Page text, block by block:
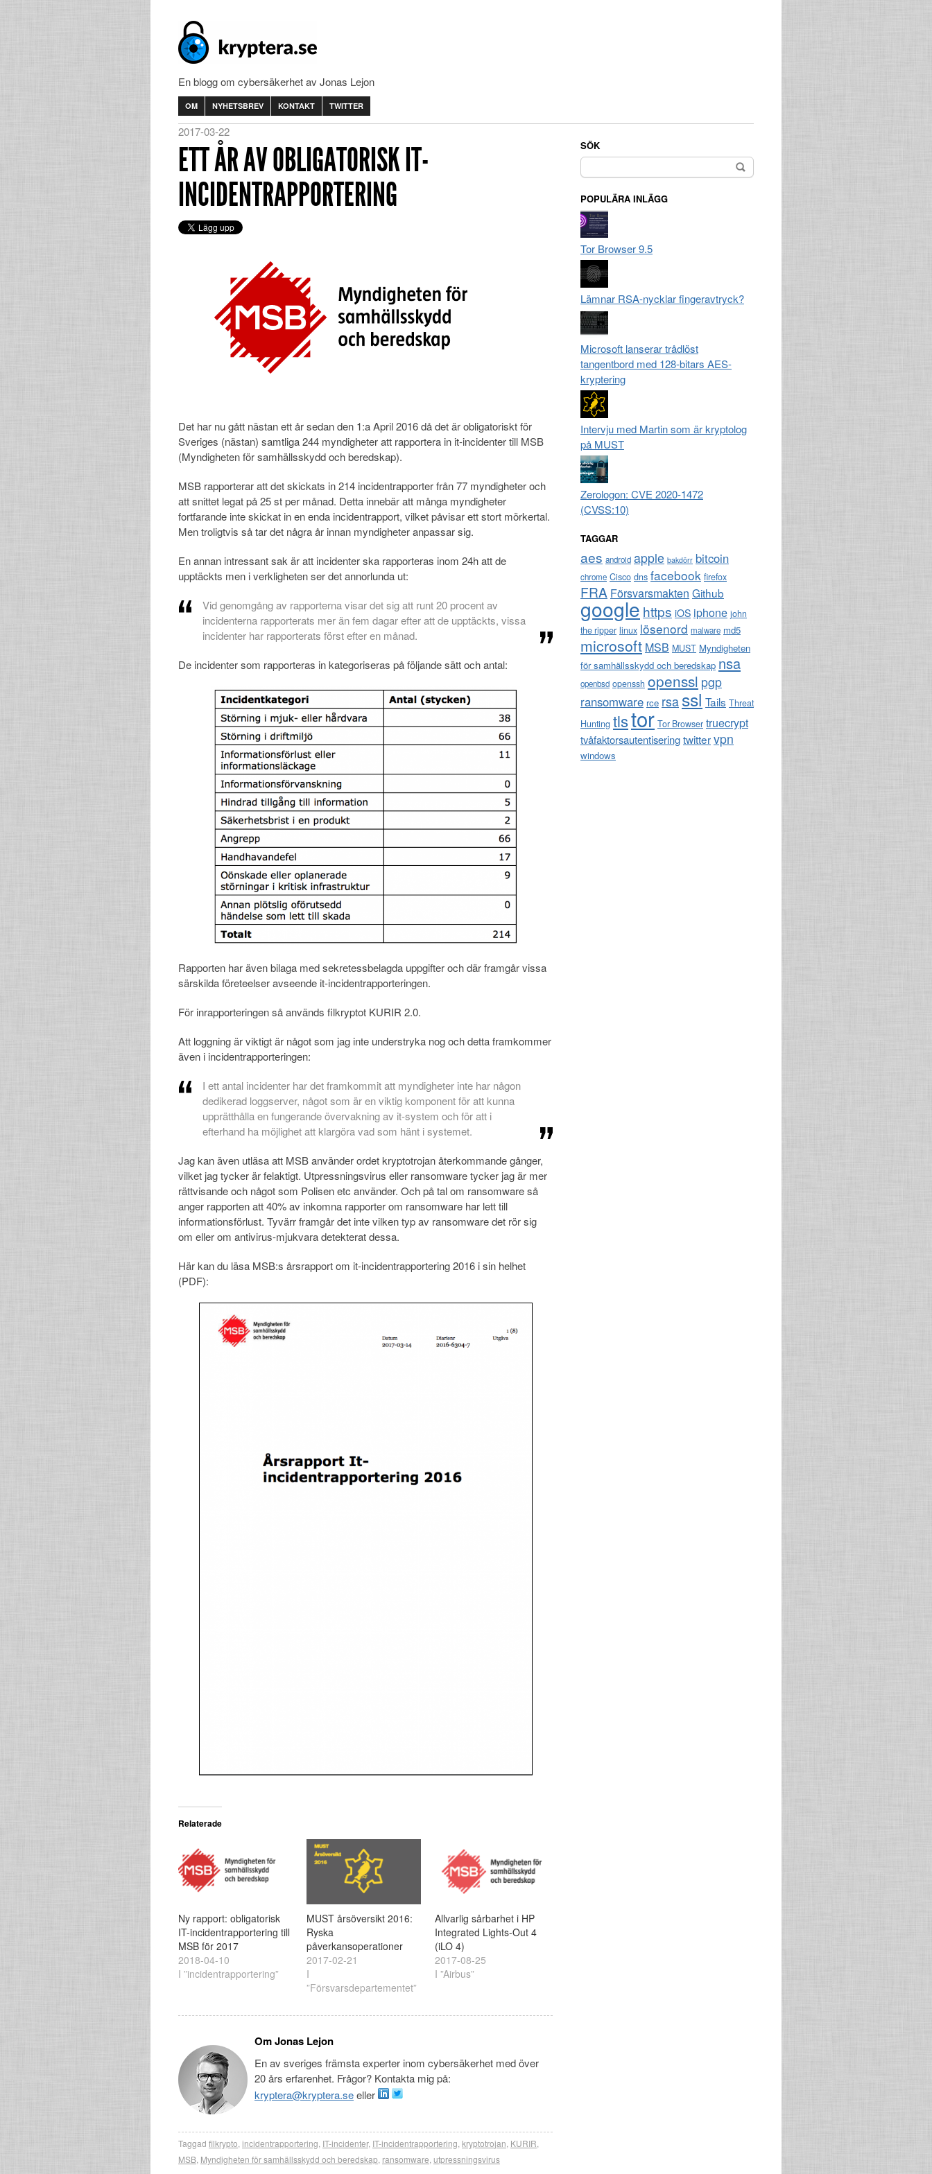
En blogg om cybersäkerhet av Jonas Lejon
OM NYHETSBREV KONTAKT TWITTER
2017-03-22
ETT ÅR AV OBLIGATORISK IT-
INCIDENTRAPPORTERING
Det har nu gått nästan ett år sedan den 1:a April 2016 då det är obligatoriskt för
Sveriges (nästan) samtliga 244 myndigheter att rapportera in it-incidenter till MSB
(Myndigheten för samhällsskydd och beredskap).
MSB rapporterar att det skickats in 214 incidentrapporter från 77 myndigheter och
att snittet legat på 25 st per månad. Detta innebär att många myndigheter
fortfarande inte skickat in en enda incidentrapport, vilket påvisar ett stort mörkertal.
Men troligtvis så tar det några år innan myndigheter anpassar sig.
En annan intressant sak är att incidenter ska rapporteras inom 24h att de
upptäckts men i verkligheten ser det annorlunda ut:
Vid genomgång av rapporterna visar det sig att runt 20 procent av
incidenterna rapporterats mer än fem dagar efter att de upptäckts, vissa
incidenter har rapporterats först efter en månad.
De incidenter som rapporteras in kategoriseras på följande sätt och antal:
Rapporten har även bilaga med sekretessbelagda uppgifter och där framgår vissa
särskilda företeelser avseende it-incidentrapporteringen.
För inrapporteringen så används filkryptot KURIR 2.0.
Att loggning är viktigt är något som jag inte understryka nog och detta framkommer
även i incidentrapporteringen:
I ett antal incidenter har det framkommit att myndigheter inte har någon
dedikerad loggserver, något som är en viktig komponent för att kunna
upprätthålla en fungerande övervakning av it-system och för att i
efterhand ha möjlighet att klargöra vad som hänt i systemet.
Jag kan även utläsa att MSB använder ordet kryptotrojan återkommande gånger,
vilket jag tycker är felaktigt. Utpressningsvirus eller ransomware tycker jag är mer
rättvisande och något som Polisen etc använder. Och på tal om ransomware så
anger rapporten att 40% av inkomna rapporter om ransomware har lett till
informationsförlust. Tyvärr framgår det inte vilken typ av ransomware det rör sig
om eller om antivirus-mjukvara detekterat dessa.
Här kan du läsa MSB:s årsrapport om it-incidentrapportering 2016 i sin helhet
(PDF):
Relaterade
Ny rapport: obligatorisk
IT-incidentrapportering till
MSB för 2017
2018-04-10
I ”incidentrapportering”
MUST årsöversikt 2016:
Ryska
påverkansoperationer
2017-02-21
I
”Försvarsdepartementet”
Allvarlig sårbarhet i HP
Integrated Lights-Out 4
(iLO 4)
2017-08-25
I ”Airbus”
Om Jonas Lejon
En av sveriges främsta experter inom cybersäkerhet med över
20 års erfarenhet. Frågor? Kontakta mig på:
kryptera@kryptera.seeller
Taggad filkrypto incidentrapportering IT-incidenter, IT-incidentrapportering kryptotrojan KURIR
MSB Myndigheten för samhällsskydd och beredskap ransomware utpressningsvirus
SÖK
Sök
efter:
POPULÄRA INLÄGG
Tor Browser 9.5
Lämnar RSA-nycklar fingeravtryck?
Microsoft lanserar trådlöst
tangentbord med 128-bitars AES-
kryptering
Intervju med Martin som är kryptolog
på MUST
Zerologon: CVE 2020-1472
(CVSS:10)
TAGGAR
aes android apple bakdörr bitcoin
chrome Cisco dns facebook firefox
FRA Försvarsmakten Github
google https iOS iphone john
the ripper linux lösenord malware md5
microsoft MSB MUST Myndigheten
för samhällsskydd och beredskap nsa
openbsd openssh openssl pgp
ransomware rce rsa ssl Tails Threat
Hunting tlstor Tor Browser truecrypt
tvåfaktorsautentiseringtwittervpn
windows